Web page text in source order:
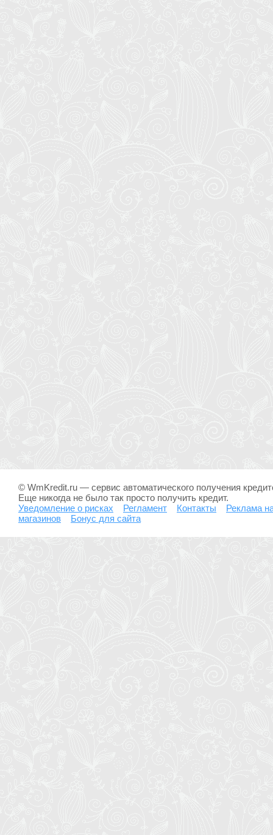
© WmKredit.ru — сервис автоматического получения
Еще никогда не было так просто получить кредит.
Уведомление о рисках
Регламент Контакты
Реклама
магазинов
Бонус для сайта